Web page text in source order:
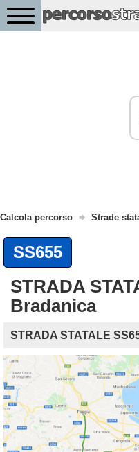
Calcola percorso Strade
SS655
STRADA
Bradanica
STRADA STATALE